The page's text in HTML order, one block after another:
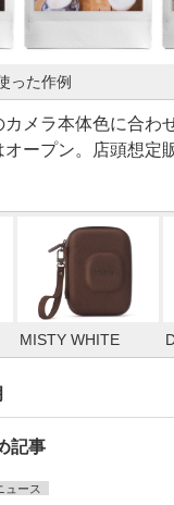
った作例
カメラ本体色に合わ
ープン。店頭想定
MISTY WHITE
記事
ュース